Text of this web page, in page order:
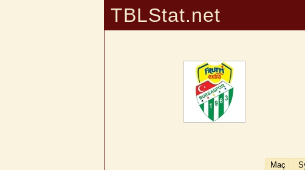
TBLStat.net
Maç